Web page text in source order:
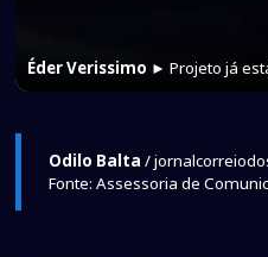
Éder Verissimo ► Projeto já
Odilo Balta /
Fonte: Assessoria de